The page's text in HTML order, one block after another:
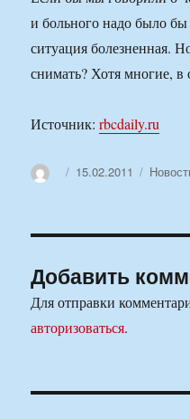
и больного надо было
ситуация болезненная.
снимать? Хотя многие,
Источник:rbcdaily.ru
АвторОпубликовано
15.02.2011
Добавить
Для отправки
авторизоваться.